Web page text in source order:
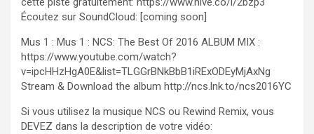
Écoutez sur SoundCloud: [coming soon]
Mus 1 : Mus 1 : NCS: The Best Of 2016 ALBUM MIX :
https://www.youtube.com/watch?
v=ipcHHzHgA0E&list=TLGGrBNkBbB1iRExODEyMjAxNg
Stream & Download the album http://ncs.lnk.to/ncs2016YC
Si vous utilisez la musique NCS ou Rewind Remix, vous
DEVEZ dans la description de votre vidéo: